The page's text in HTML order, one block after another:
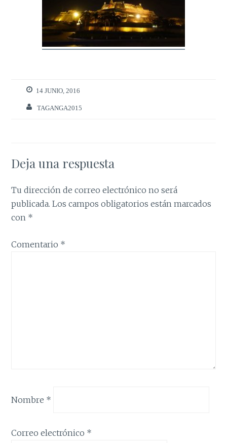
14 JUNIO, 2016
TAGANGA2015
Deja una respuesta
Tu dirección de correo electrónico no será
publicada. Los campos obligatorios están marcados
con *
Comentario *
Nombre *
Correo electrónico *